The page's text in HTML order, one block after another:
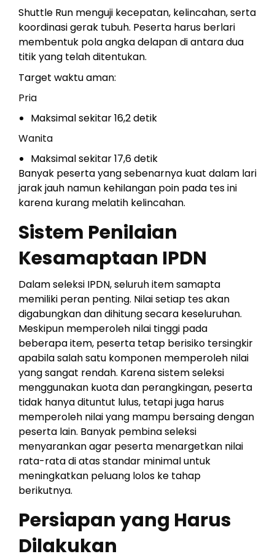
Shuttle Run menguji kecepatan, kelincahan, serta
koordinasi gerak tubuh. Peserta harus berlari
membentuk pola angka delapan di antara dua
titik yang telah ditentukan.
Target waktu aman:
Pria
Maksimal sekitar 16,2 detik
Wanita
Maksimal sekitar 17,6 detik
Banyak peserta yang sebenarnya kuat dalam lari
jarak jauh namun kehilangan poin pada tes ini
karena kurang melatih kelincahan.
Sistem Penilaian
Kesamaptaan IPDN
Dalam seleksi IPDN, seluruh item samapta
memiliki peran penting. Nilai setiap tes akan
digabungkan dan dihitung secara keseluruhan.
Meskipun memperoleh nilai tinggi pada
beberapa item, peserta tetap berisiko tersingkir
apabila salah satu komponen memperoleh nilai
yang sangat rendah. Karena sistem seleksi
menggunakan kuota dan perangkingan, peserta
tidak hanya dituntut lulus, tetapi juga harus
memperoleh nilai yang mampu bersaing dengan
peserta lain. Banyak pembina seleksi
menyarankan agar peserta menargetkan nilai
rata-rata di atas standar minimal untuk
meningkatkan peluang lolos ke tahap
berikutnya.
Persiapan yang Harus
Dilakukan